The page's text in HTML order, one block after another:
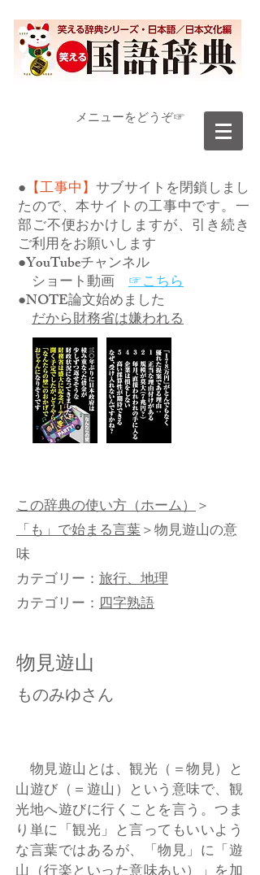
​メニューをどうぞ☞
● 【工事中】サブサイトを閉鎖しまし
たので、本サイトの工事中です。一
部ご不便おかけしますが、引き続き
ご利用をお願いします
●YouTubeチャンネル
ショート動画 ☞こちら
●NOTE論文始めました
だから財務省は嫌われる
この辞典の使い方（ホーム）＞
「も」で始まる言葉＞物見遊山の意
味
カテゴリー： 旅行、地理
カテゴリー： 四字熟語
物見遊山
ものみゆさん
物見遊山とは、観光（＝物見）と
山遊び（＝遊山）という意味で、観
光地へ遊びに行くことを言う。つま
り単に「観光」と言ってもいいよう
な言葉ではあるが、「物見」に「遊